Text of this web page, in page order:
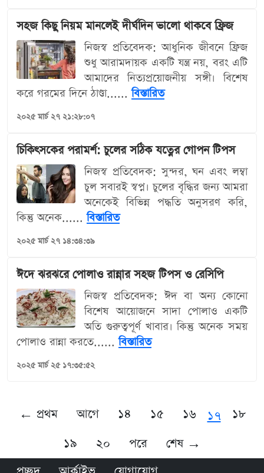
সহজ কিছু নিয়ম মানলেই দীর্ঘদিন ভালো থাকবে ফ্রিজ
নিজস্ব প্রতিবেদক: আধুনিক জীবনে ফ্রিজ
শুধু আরামদায়ক একটি যন্ত্র নয়, বরং এটি
আমাদের নিত্যপ্রয়োজনীয় সঙ্গী। বিশেষ
করে গরমের দিনে ঠাণ্ডা......বিস্তারিত
২০২৫ মার্চ ২৭ ২১:২৮:০৭
চিকিৎসকের পরামর্শ: চুলের সঠিক যত্নের গোপন টিপস
নিজস্ব প্রতিবেদক: সুন্দর, ঘন এবং লম্বা
চুল সবারই স্বপ্ন। চুলের বৃদ্ধির জন্য আমরা
অনেকেই বিভিন্ন পদ্ধতি অনুসরণ করি,
কিন্তু অনেক......বিস্তারিত
২০২৫ মার্চ ২৭ ১৪:৩৪:৩৯
ঈদে ঝরঝরে পোলাও রান্নার সহজ টিপস ও রেসিপি
নিজস্ব প্রতিবেদক: ঈদ বা অন্য কোনো
বিশেষ আয়োজনে সাদা পোলাও একটি
অতি গুরুত্বপূর্ণ খাবার। কিন্তু অনেক সময়
পোলাও রান্না করতে......বিস্তারিত
২০২৫ মার্চ ২৫ ১৭:৩৫:৫২
← প্রথম আগে ১৪ ১৫ ১৬ ১৭
১৮
১৯
২০ পরে
শেষ →